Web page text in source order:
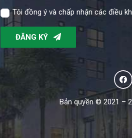
Tôi đồng ý và chấp nhận các điều
ĐĂNG KÝ
Bản quyền © 2021 –